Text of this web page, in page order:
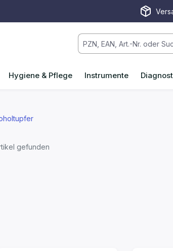
Hygiene & Pflege Instrumente
gefunden